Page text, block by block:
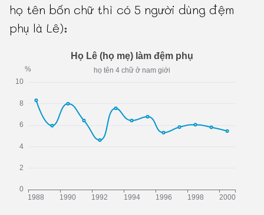
họ tên bốn chữ thì có 5 người dùng đệm
phụ là Lê):